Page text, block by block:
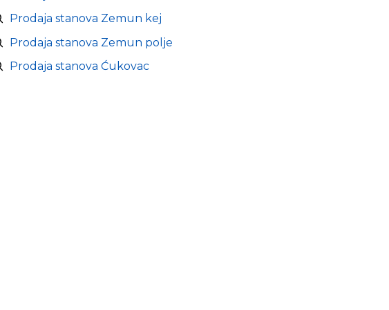
Prodaja stanova Zemun kej
Prodaja stanova Zemun polje
Prodaja stanova Ćukovac